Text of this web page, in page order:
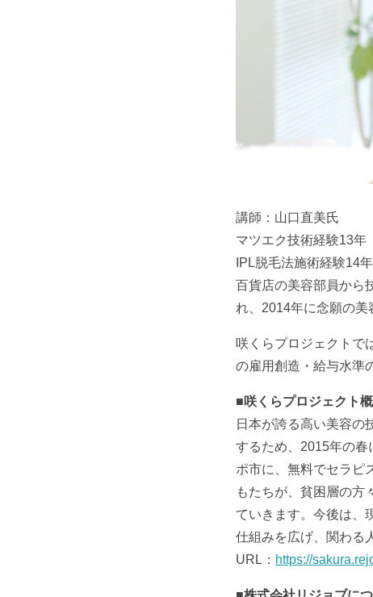
講師：山口直美氏
マツエク技術経験13年
IPL脱毛法施術経験14
百貨店の美容部員から
れ、2014年に念願の美
咲くらプロジェクトで
の雇用創造・給与水準
■咲くらプロジェクト
日本が誇る高い美容の
するため、2015年の
ポ市に、無料でセラピ
もたちが、貧困層の方
ていきます。今後は、
仕組みを広げ、関わる
URL： https://